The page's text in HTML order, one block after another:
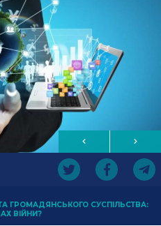
ГРОМАДЯНСЬКОГО СУСПІЛЬСТВА:
ВІЙНИ?